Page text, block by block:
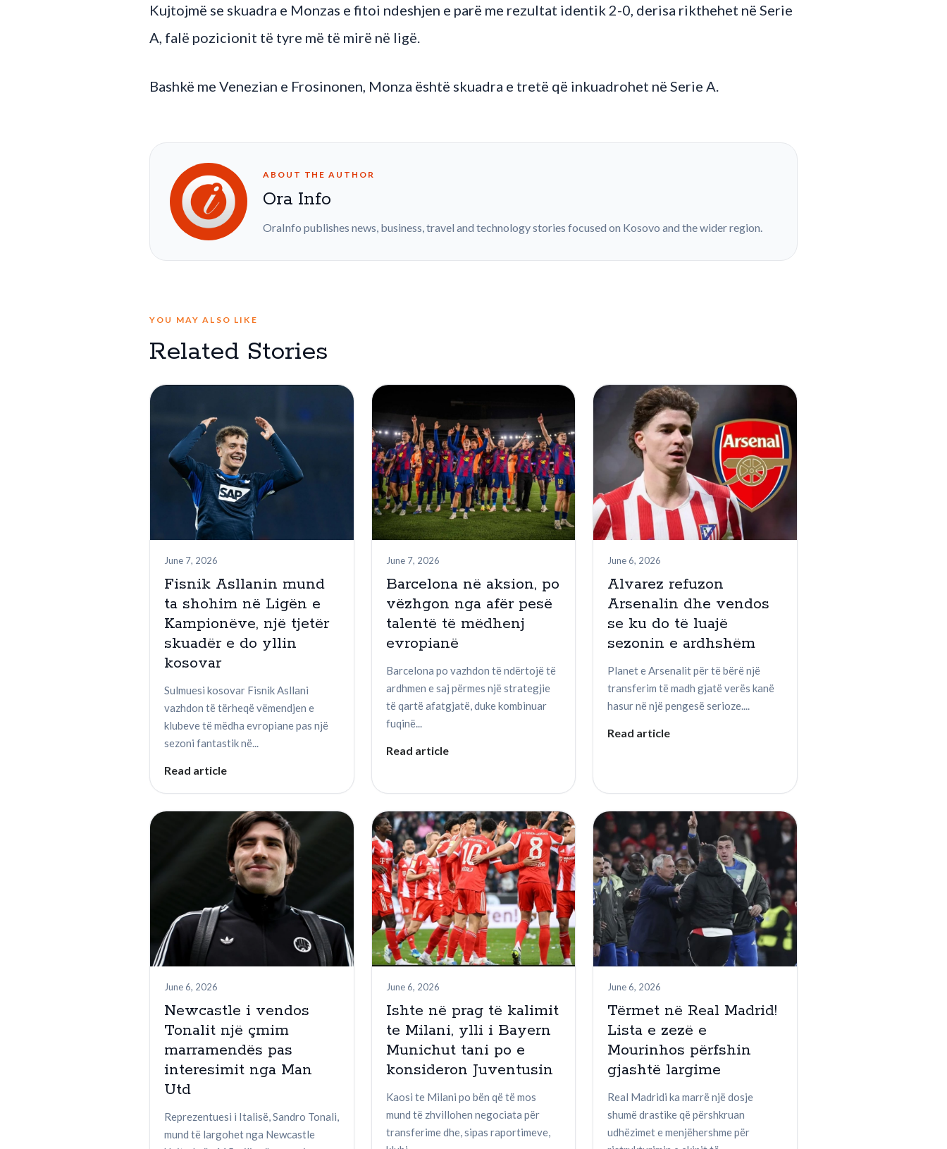
Kujtojmë se skuadra e Monzas e fitoi ndeshjen e parë me rezultat identik 2-0, derisa rikthehet në Serie
A, falë pozicionit të tyre më të mirë në ligë.
Bashkë me Venezian e Frosinonen, Monza është skuadra e tretë që inkuadrohet në Serie A.
ABOUT THE AUTHOR
Ora Info
OraInfo publishes news, business, travel and technology stories focused on Kosovo and the wider region.
YOU MAY ALSO LIKE
Related Stories
June 7, 2026
Fisnik Asllanin mund
ta shohim në Ligën e
Kampionëve, një tjetër
skuadër e do yllin
kosovar
Sulmuesi kosovar Fisnik Asllani
vazhdon të tërheqë vëmendjen e
klubeve të mëdha evropiane pas një
sezoni fantastik në...
Read article
June 7, 2026
Barcelona në aksion, po
vëzhgon nga afër pesë
talentë të mëdhenj
evropianë
Barcelona po vazhdon të ndërtojë të
ardhmen e saj përmes një strategjie
të qartë afatgjatë, duke kombinuar
fuqinë...
Read article
June 6, 2026
Alvarez refuzon
Arsenalin dhe vendos
se ku do të luajë
sezonin e ardhshëm
Planet e Arsenalit për të bërë një
transferim të madh gjatë verës kanë
hasur në një pengesë serioze....
Read article
June 6, 2026
Newcastle i vendos
Tonalit një çmim
marramendës pas
interesimit nga Man
Utd
Reprezentuesi i Italisë, Sandro Tonali,
mund të largohet nga Newcastle
June 6, 2026
Ishte në prag të kalimit
te Milani, ylli i Bayern
Munichut tani po e
konsideron Juventusin
Kaosi te Milani po bën që të mos
mund të zhvillohen negociata për
transferime dhe, sipas raportimeve,
June 6, 2026
Tërmet në Real Madrid!
Lista e zezë e
Mourinhos përfshin
gjashtë largime
Real Madridi ka marrë një dosje
shumë drastike që përshkruan
udhëzimet e menjëhershme për